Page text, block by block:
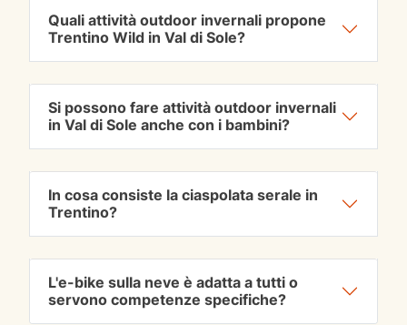
Quali attività outdoor invernali propone
Trentino Wild in Val di Sole?
Si possono fare attività outdoor invernali
in Val di Sole anche con i bambini?
In cosa consiste la ciaspolata serale in
Trentino?
L'e-bike sulla neve è adatta a tutti o
servono competenze specifiche?